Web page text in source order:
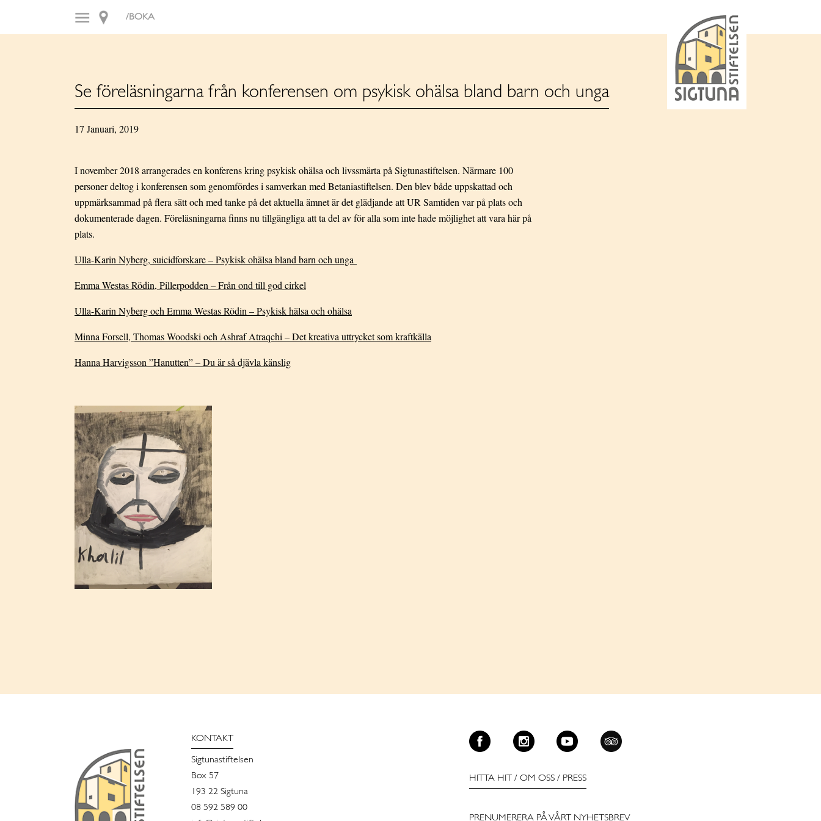
/BOKA
Se föreläsningarna från konferensen om psykisk ohälsa bland barn och unga
17 Januari, 2019
I november 2018 arrangerades en konferens kring psykisk ohälsa och livssmärta på Sigtunastiftelsen. Närmare 100
personer deltog i konferensen som genomfördes i samverkan med Betaniastiftelsen. Den blev både uppskattad och
uppmärksammad på flera sätt och med tanke på det aktuella ämnet är det glädjande att UR Samtiden var på plats och
dokumenterade dagen. Föreläsningarna finns nu tillgängliga att ta del av för alla som inte hade möjlighet att vara här på
plats.
Ulla-Karin Nyberg, suicidforskare – Psykisk ohälsa bland barn och unga
Emma Westas Rödin, Pillerpodden – Från ond till god cirkel
Ulla-Karin Nyberg och Emma Westas Rödin – Psykisk hälsa och ohälsa
Minna Forsell, Thomas Woodski och Ashraf Atraqchi – Det kreativa uttrycket som kraftkälla
Hanna Harvigsson ”Hanutten” – Du är så djävla känslig
KONTAKT
Sigtunastiftelsen
Box 57
193 22 Sigtuna
08 592 589 00
HITTA HIT / OM OSS / PRESS
PRENUMERERA PÅ VÅRT NYHETSBREV